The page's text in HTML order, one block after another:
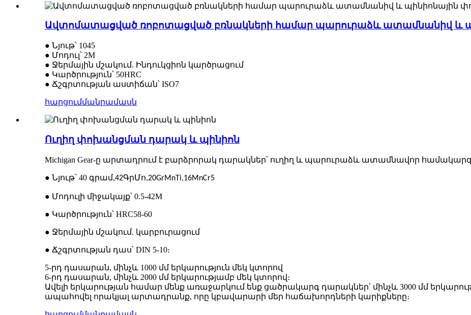
Ավտոմատացված ռոբոտացված բռնակների համար պարուրաձև ատամնանիվ և
● Նյութ՝ 1045
● Մոդուլ՝ 2M
● Ջերմային մշակում. Ինդուկցիոն կարծրացում
● Կարծրություն՝ 50HRC
● Ճշգրտության աստիճան՝ ISO7
հարցումմանրամասն
Ուղիղ փոխանցման դարակ և պինիոն
Michigan Gear-ը արտադրում է բարձրորակ դարակներ՝ ուղիղ և պարուրաձև ատամնավոր
● Նյութ՝ 40 գրամ,42ԳրՄո,20GrMnTi,16MnCr5
● Մոդուլի միջակայք՝ 0.5-42M
● Կարծրություն՝ HRC58-60
● Ջերմային մշակում. կարբուրացում
● Ճշգրտության դաս՝ DIN 5-10։
5-րդ դասարան, մինչև 1000 մմ երկարություն մեկ կտորով
6-րդ դասարան, մինչև 2000 մմ երկարությամբ մեկ կտորով։
Ավելի երկարության համար մենք առաջարկում ենք ցածրակարգ դարակներ՝ մինչև 3000 մմ
ապահովել որակյալ արտադրանք, որը կբավարարի մեր հաճախորդների կարիքները։